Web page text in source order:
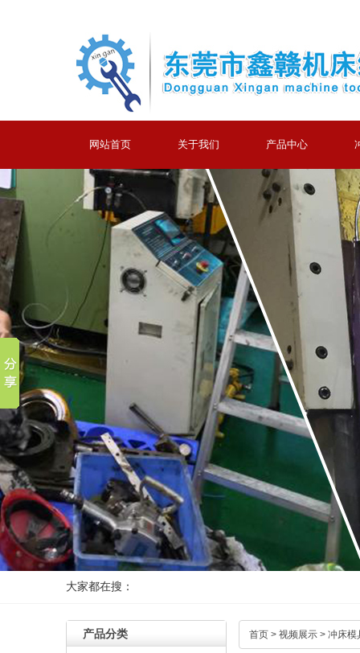
网站首页 关于我们 产品中心
大家都在搜：
产品分类 首页 > 视频展示 > 冲床模